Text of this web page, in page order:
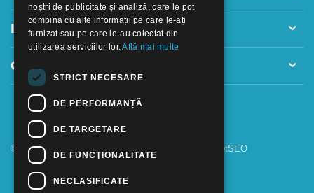
Informatii
Contact
© 2018 - 2026 GOOFFICE. Realizat si configurat netSEO
noștri de publicitate și analiză, care le pot
combina cu alte informații pe care le-ați
furnizat sau pe care le-au colectat din
utilizarea serviciilor lor.Află mai multe
STRICT NECESARE
DE PERFORMANȚĂ
DE TARGETARE
DE FUNCŢIONALITATE
NECLASIFICATE